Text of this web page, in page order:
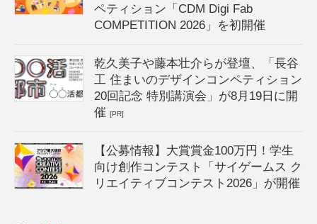
ペティション「CDM Digi Fab
COMPETITION 2026」を初開催
乾久美子や藤本壮介らが登壇、「長谷
工 住まいのデザインコンペティション
20回記念 特別講演会」が8月19日に開
催[PR]
【公募情報】大賞賞金100万円！学生
向け創作コンテスト「サイゲームス ク
リエイティブコンテスト2026」が開催